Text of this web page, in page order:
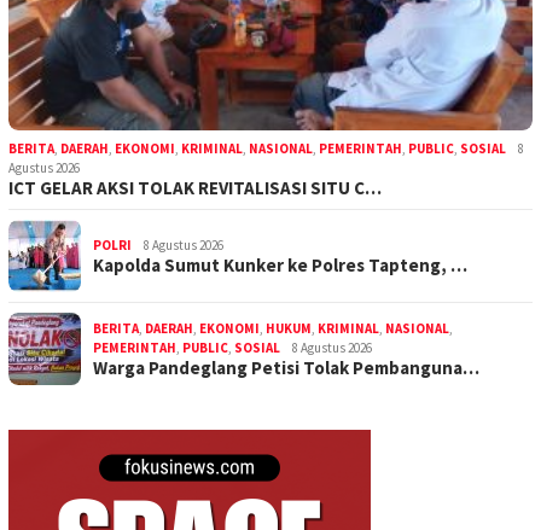
BERITA, DAERAH, EKONOMI, KRIMINAL, NASIONAL, PEMERINTAH, PUBLIC, SOSIAL
8
Agustus 2026
ICT GELAR AKSI TOLAK REVITALISASI SITU C…
POLRI 8 Agustus 2026
Kapolda Sumut Kunker ke Polres Tapteng, …
BERITA, DAERAH, EKONOMI, HUKUM, KRIMINAL, NASIONAL,
PEMERINTAH, PUBLIC, SOSIAL 8 Agustus 2026
Warga Pandeglang Petisi Tolak Pembanguna…